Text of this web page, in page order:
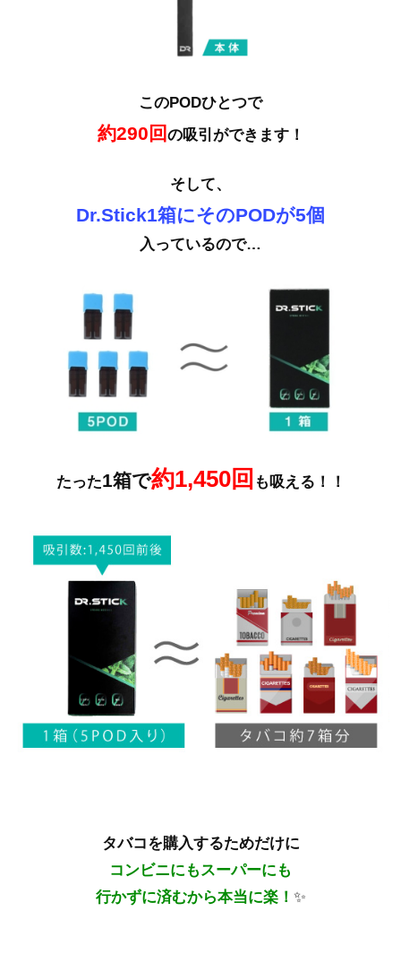
このPODひとつで
約290回 の吸引ができます！
そして、
Dr.Stick1箱にそのPODが5個
入っているので…
たった1箱で約1,450回 も吸える！！
タバコを購入するためだけに
コンビニにもスーパーにも
行かずに済むから本当に楽！ ✨